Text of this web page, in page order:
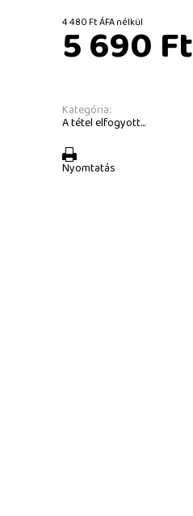
4 480 Ft ÁFA nélkül
5 690 Ft
Kategória:
A tétel elfogyott...
Nyomtatás